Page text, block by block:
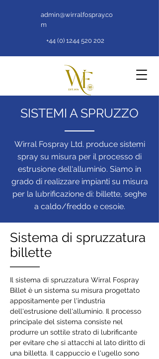
admin@wirralfospray.co
m
+44 (0) 1244 520 202
SISTEMI A SPRUZZO
Wirral Fospray Ltd. produce sistemi
spray su misura per il processo di
estrusione dell'alluminio. Siamo in
grado di realizzare impianti su misura
per la lubrificazione di: billette, seghe
a caldo/freddo e cesoie.
Sistema di spruzzatura
billette
Il sistema di spruzzatura Wirral Fospray
Billet è un sistema su misura progettato
appositamente per l'industria
dell'estrusione dell'alluminio. Il processo
principale del sistema consiste nel
produrre un sottile strato di lubrificante
per evitare che si attacchi al lato diritto di
una billetta. Il cappuccio e l'ugello sono